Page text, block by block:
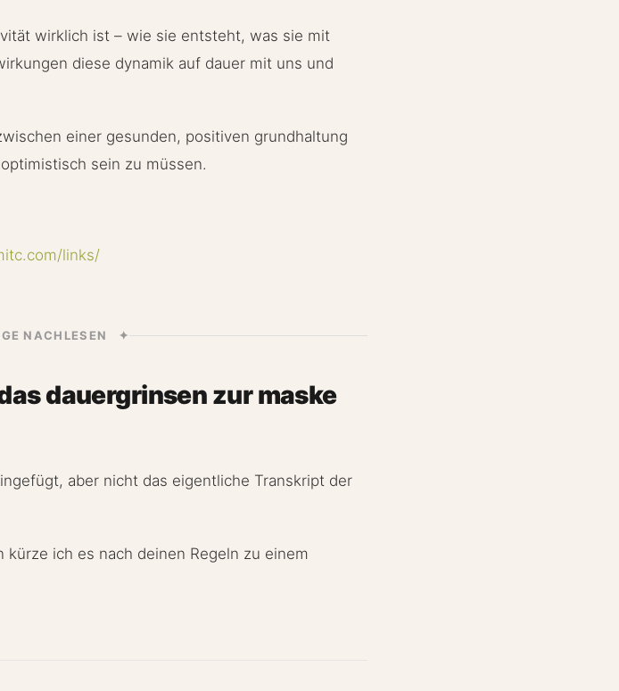
wirklich ist – wie sie entsteht, was sie mit
diese dynamik auf dauer mit uns und
einer gesunden, positiven grundhaltung
sein zu müssen.
links/
NACHLESEN ✦
dauergrinsen zur maske
aber nicht das eigentliche Transkript der
ich es nach deinen Regeln zu einem